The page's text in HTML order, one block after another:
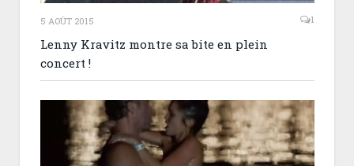
5 AOÛT 2015 1
Lenny Kravitz montre sa bite en plein
concert !